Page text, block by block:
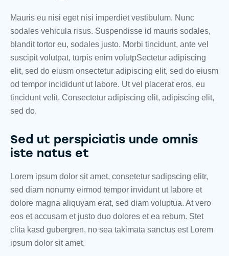
Mauris eu nisi eget nisi imperdiet vestibulum. Nunc
sodales vehicula risus. Suspendisse id mauris sodales,
blandit tortor eu, sodales justo. Morbi tincidunt, ante vel
suscipit volutpat, turpis enim volutpSectetur adipiscing
elit, sed do eiusm onsectetur adipiscing elit, sed do eiusm
od tempor incididunt ut labore. Ut vel placerat eros, eu
tincidunt velit. Consectetur adipiscing elit, adipiscing elit,
sed do.
Sed ut perspiciatis unde omnis
iste natus et
Lorem ipsum dolor sit amet, consetetur sadipscing elitr,
sed diam nonumy eirmod tempor invidunt ut labore et
dolore magna aliquyam erat, sed diam voluptua. At vero
eos et accusam et justo duo dolores et ea rebum. Stet
clita kasd gubergren, no sea takimata sanctus est Lorem
ipsum dolor sit amet.